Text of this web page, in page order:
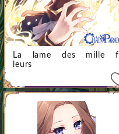
La lame des mille f
leurs